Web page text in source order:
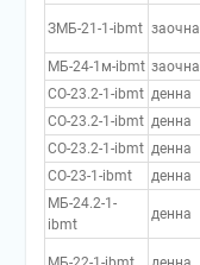
ЗМБ-21-1-ibmt заочна
МБ-24-1м-ibmt заочна
СО-23.2-1-ibmt денна
СО-23.2-1-ibmt денна
СО-23.2-1-ibmt денна
СО-23-1-ibmt
денна
МБ-24.2-1-
ibmt
денна